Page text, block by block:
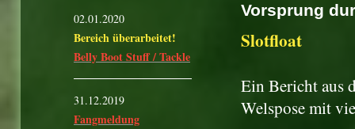
Vorsprung
Slotfloat
Ein Bericht aus
Welspose mit
02.01.2020
Bereich überarbeitet!
Belly Boot Stuff / Tackle
31.12.2019
Fangmeldung